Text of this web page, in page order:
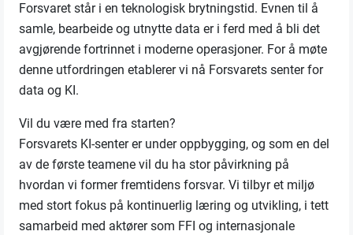
Forsvaret står i en teknologisk brytningstid. Evnen til å
samle, bearbeide og utnytte data er i ferd med å bli det
avgjørende fortrinnet i moderne operasjoner. For å møte
denne utfordringen etablerer vi nå Forsvarets senter for
data og KI.
Vil du være med fra starten?
Forsvarets KI-senter er under oppbygging, og som en del
av de første teamene vil du ha stor påvirkning på
hvordan vi former fremtidens forsvar. Vi tilbyr et miljø
med stort fokus på kontinuerlig læring og utvikling, i tett
samarbeid med aktører som FFI og internasjonale